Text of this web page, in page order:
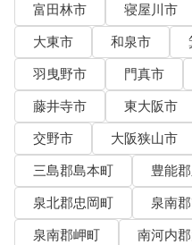
富田林市
寝屋川市
大東市
和泉市
羽曳野市
門真市
藤井寺市
東大阪市
交野市
大阪狭山市
三島郡島本町
豊能
泉北郡忠岡町
泉南
泉南郡岬町
南河内